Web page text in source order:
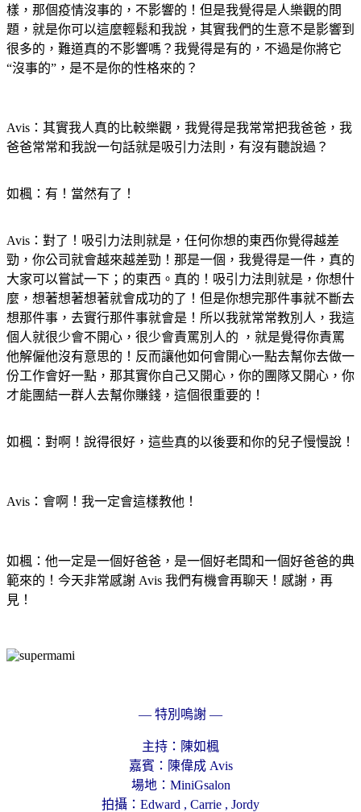
樣，那個疫情沒事的，不影響的！但是我覺得是人樂觀的問
題，就是你可以這麼輕鬆和我說，其實我們的生意不是影響到
很多的，難道真的不影響嗎？我覺得是有的，不過是你將它
“沒事的”，是不是你的性格來的？
Avis：其實我人真的比較樂觀，我覺得是我常常把我爸爸，我
爸爸常常和我說一句話就是吸引力法則，有沒有聽說過？
如楓：有！當然有了！
Avis：對了！吸引力法則就是，仼何你想的東西你覺得越差
勁，你公司就會越來越差勁！那是一個，我覺得是一件，真的
大家可以嘗試一下；的東西。真的！吸引力法則就是，你想什
麼，想著想著想著就會成功的了！但是你想完那件事就不斷去
想那件事，去實行那件事就會是！所以我就常常教別人，我這
個人就很少會不開心，很少會責罵別人的 ，就是覺得你責罵
他解僱他沒有意思的！反而讓他如何會開心一點去幫你去做一
份工作會好一點，那其實你自己又開心，你的團隊又開心，你
才能團結一群人去幫你賺錢，這個很重要的！
如楓：對啊！說得很好，這些真的以後要和你的兒子慢慢說！
Avis：會啊！我一定會這樣教他！
如楓：他一定是一個好爸爸，是一個好老闆和一個好爸爸的典
範來的！今天非常感謝 Avis 我們有機會再聊天！感謝，再
見！
— 特別嗚謝 —
主持：陳如楓
嘉賓：陳偉成 Avis
場地：MiniGsalon
拍攝：Edward , Carrie , Jordy